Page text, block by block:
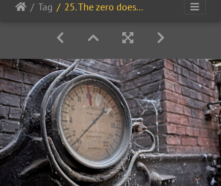
Tag 25. The zero doesn't exist / Le zéro n'existe pas